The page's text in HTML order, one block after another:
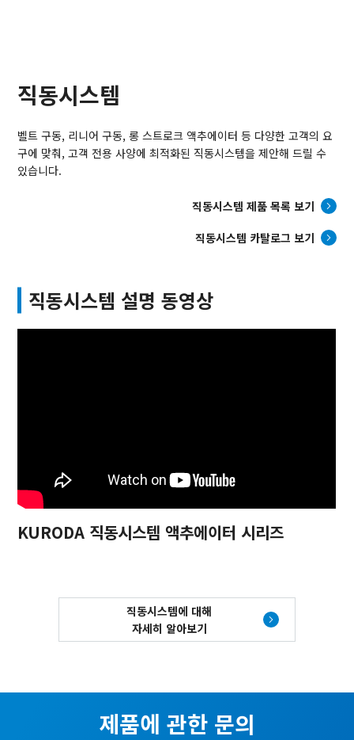
직동시스템
벨트 구동, 리니어 구동, 롱 스트로크 액추에이터 등 다양한 고객의 요
구에 맞춰, 고객 전용 사양에 최적화된 직동시스템을 제안해 드릴 수
있습니다.
직동시스템 제품 목록 보기
직동시스템 카탈로그 보기
직동시스템 설명 동영상
KURODA 직동시스템 액추에이터 시리즈
직동시스템에 대해
자세히 알아보기
제품에 관한 문의